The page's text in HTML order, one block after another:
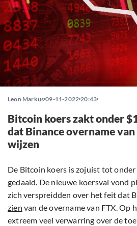
Leon Markus 09-11-2022 20:43
Bitcoin koers zakt onder
dat Binance overname
wijzen
De Bitcoin koers is zojuist tot
gedaald. De nieuwe koersval vond
zich verspreidden over het feit dat
zien van de overname van FTX. Op
extreem veel verwarring over de